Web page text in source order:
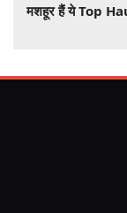
मशहूर हैं ये Top